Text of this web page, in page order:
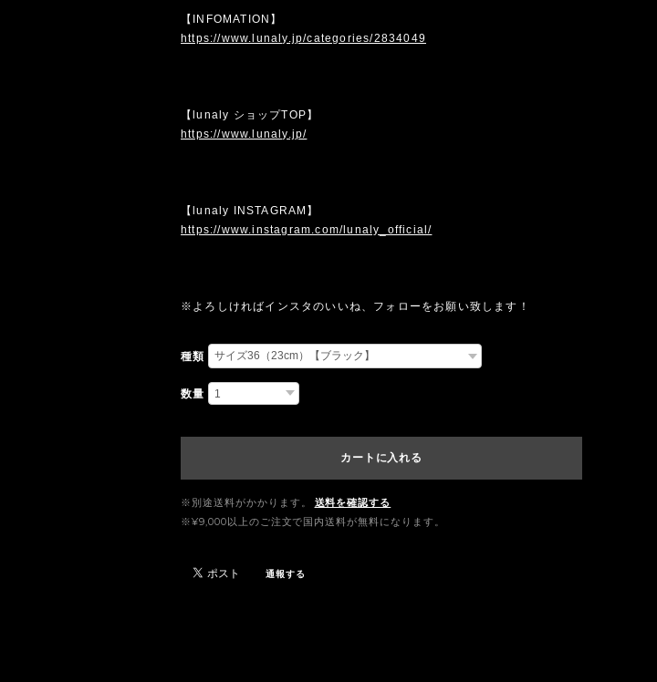
【INFOMATION】
https://www.lunaly.jp/categories/2834049
【lunaly ショップTOP】
https://www.lunaly.jp/
【lunaly INSTAGRAM】
https://www.instagram.com/lunaly_official/
※よろしければインスタのいいね、フォローをお願い致します！
種類
数量
カートに入れる
※別途送料がかかります。
送料を確認する
※¥9,000以上のご注文で国内送料が無料になります。
通報する